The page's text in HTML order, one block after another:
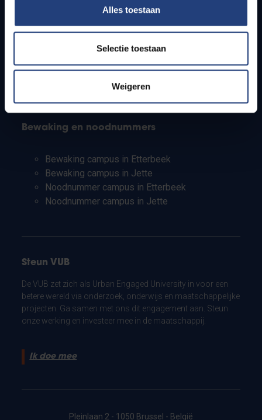
Alles toestaan
Selectie toestaan
Weigeren
Studenten
PhD-studenten
Leerkrachten en secundaire scholen
Bewaking en noodnummers
Bewaking campus in Etterbeek
Bewaking campus in Jette
Noodnummer campus in Etterbeek
Noodnummer campus in Jette
Steun VUB
De VUB zet zich als Urban Engaged University in voor een
betere wereld via onderzoek, onderwijs en maatschappelijke
projecten. Ga samen met ons dit engagement aan. Steun
onze werking en investeer mee in de maatschappij.
Ik doe mee
Pleinlaan 2 - 1050 Brussel - België